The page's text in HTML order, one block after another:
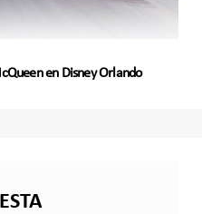
en Disney Orlando